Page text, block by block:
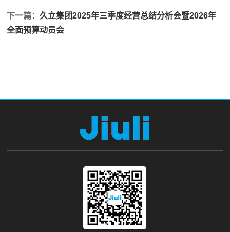
下一篇：久立集团2025年三季度经营总结分析会暨2026年
全面预算动员会